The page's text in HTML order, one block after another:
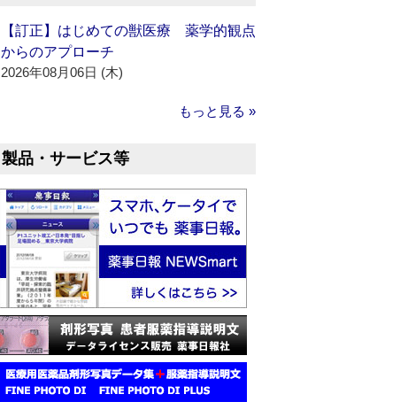
【訂正】はじめての獣医療 薬学的観点
からのアプローチ
2026年08月06日 (木)
もっと見る »
製品・サービス等